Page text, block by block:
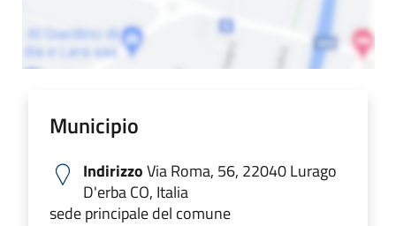
Municipio
IndirizzoVia Roma, 56, 22040 Lurago
D'erba CO, Italia
sede principale del comune